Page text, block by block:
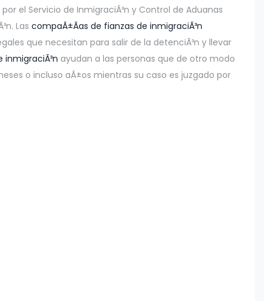
el Servicio de InmigraciÃ³n y Control de Aduanas
Las compaÃ±Ã­as de fianzas de inmigraciÃ³n
que necesitan para salir de la detenciÃ³n y llevar
inmigraciÃ³n ayudan a las personas que de otro modo
o incluso aÃ±os mientras su caso es juzgado por